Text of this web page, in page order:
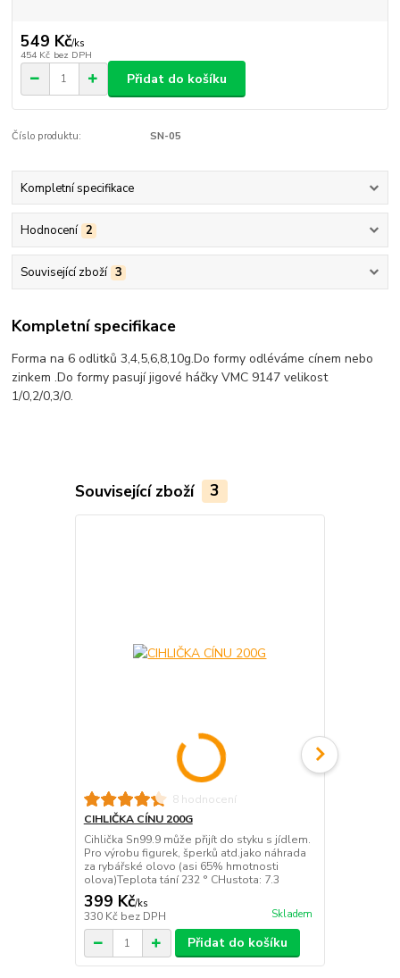
549 Kč/ks
454 Kč bez DPH
Přidat do košíku
Číslo produktu: SN-05
Kompletní specifikace
Hodnocení 2
Související zboží 3
Kompletní specifikace
Forma na 6 odlitků 3,4,5,6,8,10g.Do formy odléváme cínem nebo
zinkem .Do formy pasují jigové háčky VMC 9147 velikost
1/0,2/0,3/0.
Související zboží 3
8 hodnocení
CIHLIČKA CÍNU 200G
Cihlička Sn99.9 může přijít do styku s jídlem.
Pro výrobu figurek, šperků atd.jako náhrada
za rybářské olovo (asi 65% hmotnosti
olova)Teplota tání 232 ° CHustota: 7.3
399 Kč/ks
330 Kč bez DPH Skladem
Přidat do košíku